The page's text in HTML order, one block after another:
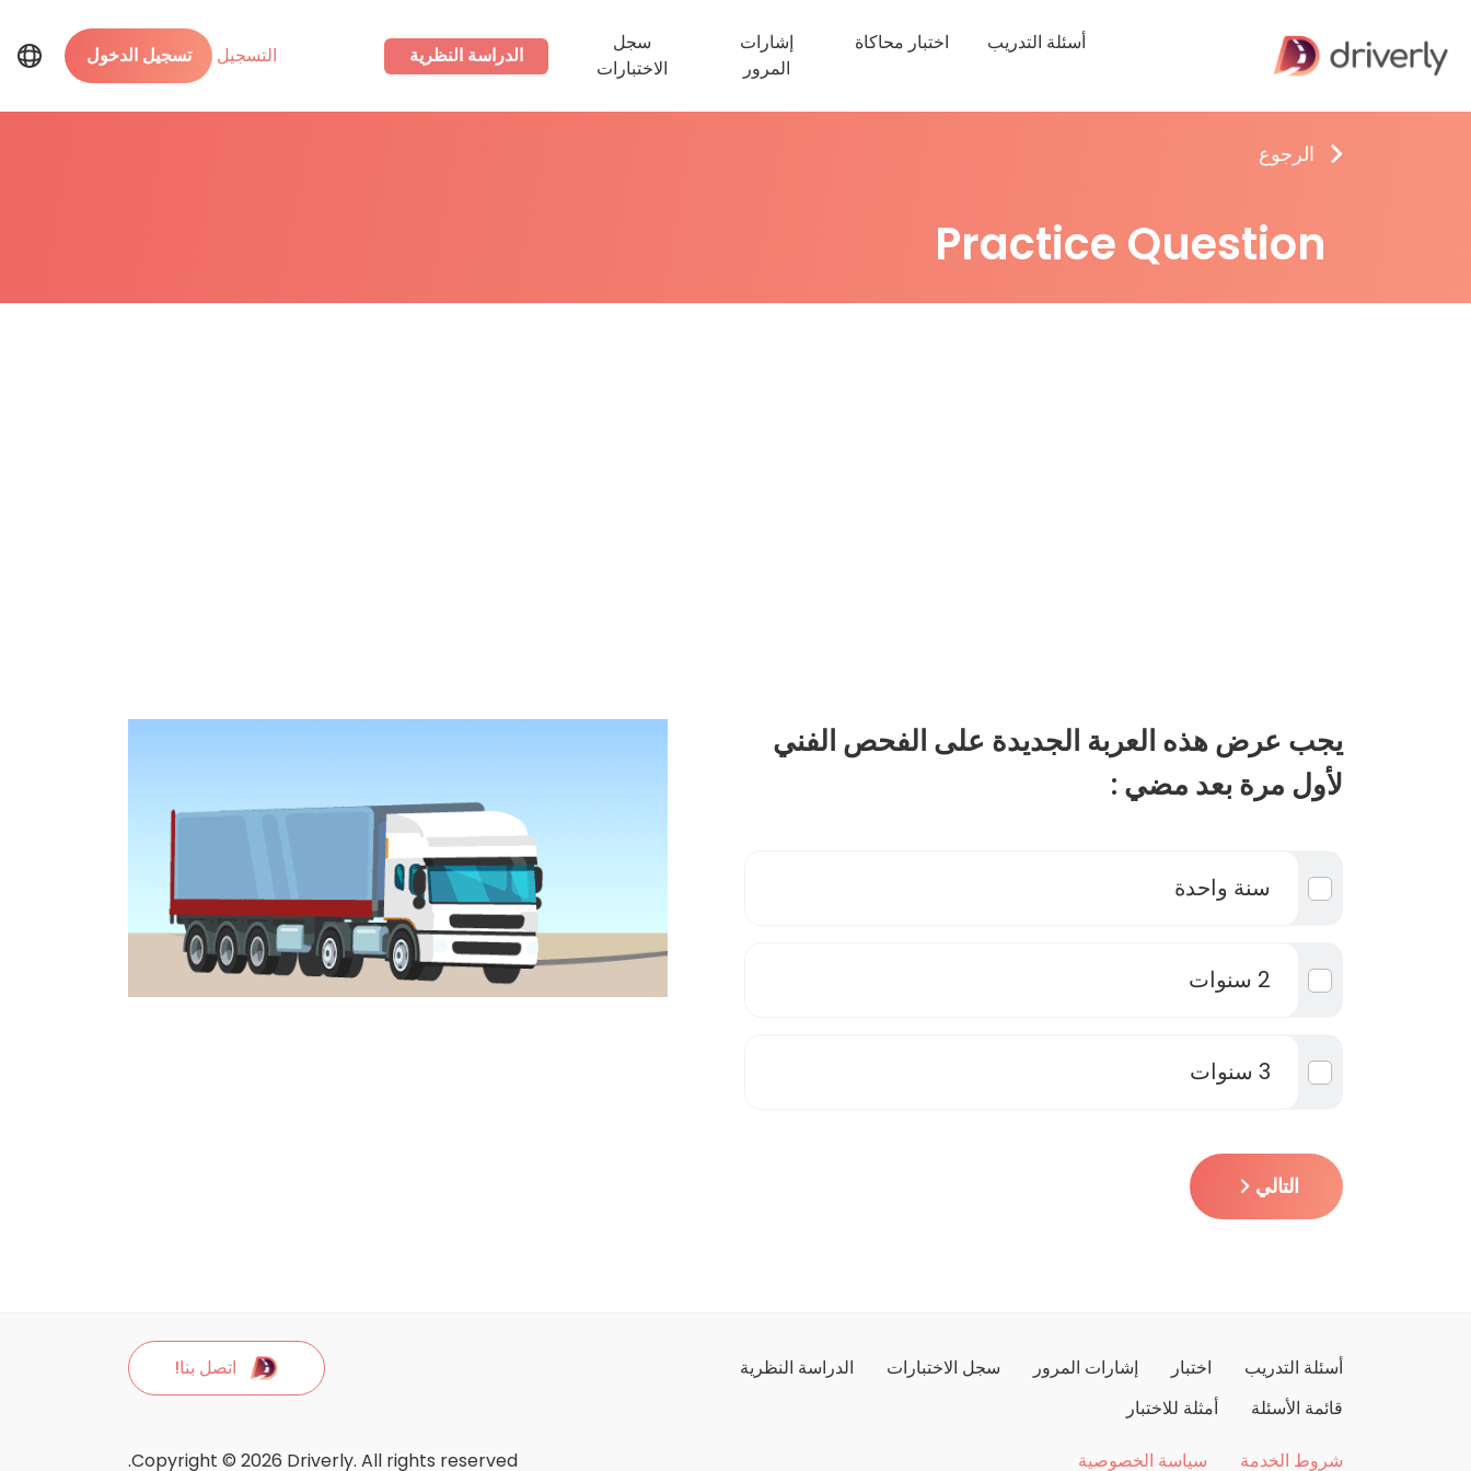
أسئلة التدريب اختبار محاكاة
إشارات
المرور
سجل
الاختبارات
الدراسة النظرية التسجيل تسجيل الدخول
الرجوع
Practice Question
يجب عرض هذه العربة الجديدة على الفحص الفني
لأول مرة بعد مضي :
سنة واحدة
2 سنوات
3 سنوات
التالي
أسئلة التدريب اختبار إشارات المرور سجل الاختبارات الدراسة النظرية
اتصل بنا!
قائمة الأسئلة
أمثلة للاختبار
شروط الخدمة سياسة الخصوصية Copyright © 2026 Driverly. All rights reserved.